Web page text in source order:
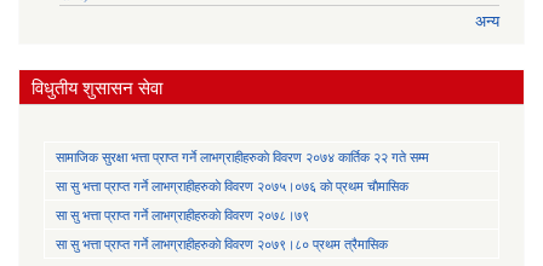
अन्य
विधुतीय शुसासन सेवा
सामाजिक सुरक्षा भत्ता प्राप्त गर्ने लाभग्राहीहरुकाे विवरण २०७४ कार्तिक २२ गते सम्म
सा‍ सु भत्ता प्राप्त गर्ने लाभग्राहीहरुकाे विवरण २०७५।०७६ काे प्रथम चाैमासिक
सा‍ सु भत्ता प्राप्त गर्ने लाभग्राहीहरुकाे विवरण २०७८।७९
सा‍ सु भत्ता प्राप्त गर्ने लाभग्राहीहरुकाे विवरण २०७९।८० प्रथम त्रैमासिक